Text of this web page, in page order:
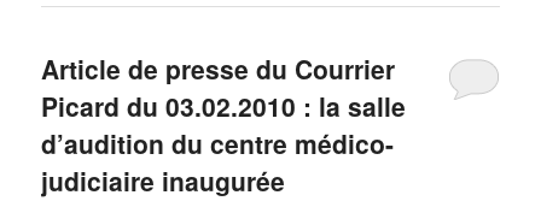
Article de presse du Courrier
Picard du 03.02.2010 : la salle
d’audition du centre médico-
judiciaire inaugurée